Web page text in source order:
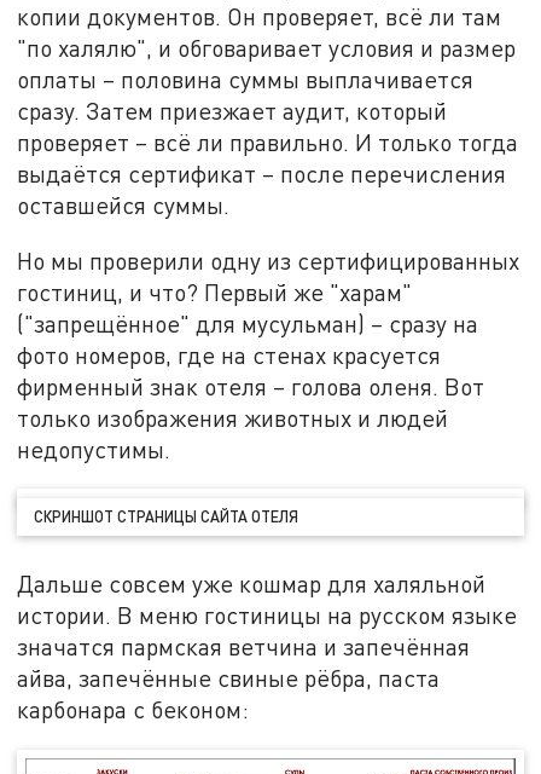
копии документов. Он проверяет, всё ли там
"по халялю", и обговаривает условия и размер
оплаты – половина суммы выплачивается
сразу. Затем приезжает аудит, который
проверяет – всё ли правильно. И только тогда
выдаётся сертификат – после перечисления
оставшейся суммы.
Но мы проверили одну из сертифицированных
гостиниц, и что? Первый же "харам"
("запрещённое" для мусульман) – сразу на
фото номеров, где на стенах красуется
фирменный знак отеля – голова оленя. Вот
только изображения животных и людей
недопустимы.
СКРИНШОТ СТРАНИЦЫ САЙТА ОТЕЛЯ
Дальше совсем уже кошмар для халяльной
истории. В меню гостиницы на русском языке
значатся пармская ветчина и запечённая
айва, запечённые свиные рёбра, паста
карбонара с беконом: